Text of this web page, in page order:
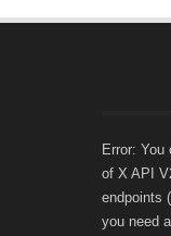
Error:
of X API
endpoints
you need